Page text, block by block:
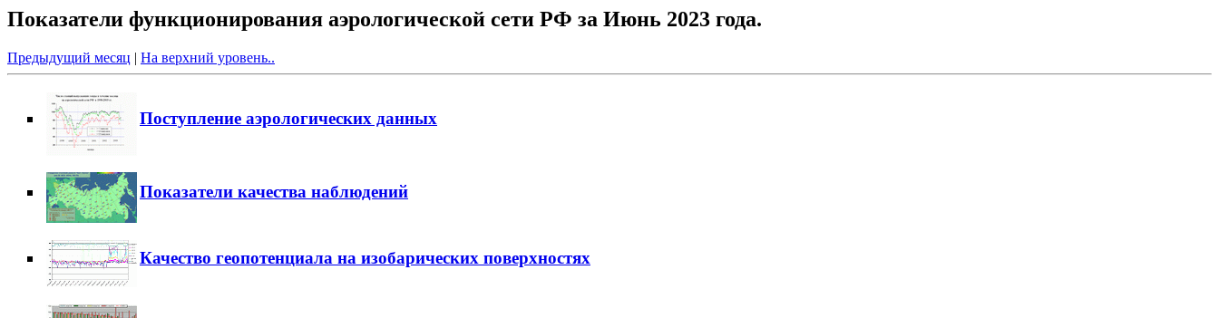
Показатели функционирования аэрологической сети РФ за Июнь 2023 года.
Предыдущий месяц | На верхний уровень..
Поступление аэрологических данных
Показатели качества наблюдений
Качество геопотенциала на изобарических поверхностях